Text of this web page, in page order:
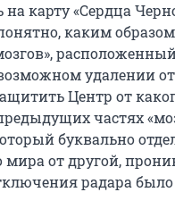
на карту «Сердца
каким образом
удалении
Центр от
частях
буквально
мира от другой,
радара было